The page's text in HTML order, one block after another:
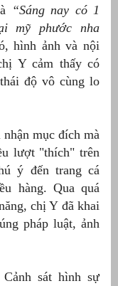
“Sáng nay có 1
mỹ phước nha
hình ảnh và nội
Y cảm thấy có
độ vô cùng lo
mục đích mà
lượt "thích" trên
ý đến trang cá
hàng. Qua quá
chị Y đã khai
pháp luật, ảnh
sát hình sự